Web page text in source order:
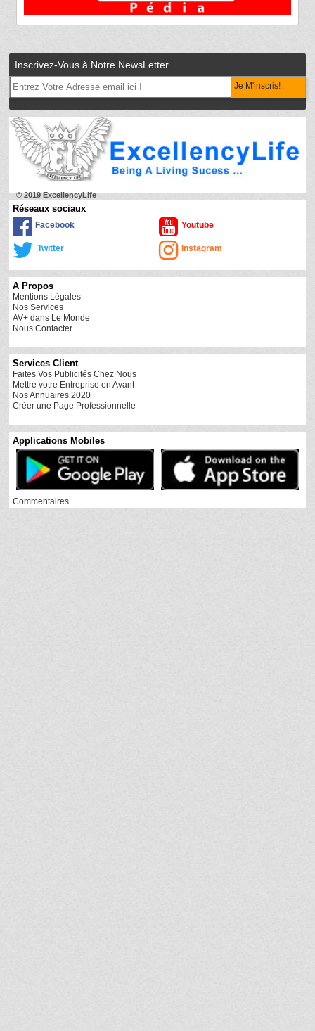
Inscrivez-Vous à Notre NewsLetter
Je M'inscris!
© 2019 ExcellencyLife
Réseaux sociaux
Facebook Youtube
Twitter Instagram
A Propos
Mentions Légales
Nos Services
AV+ dans Le Monde
Nous Contacter
Services Client
Faites Vos Publicités Chez Nous
Mettre votre Entreprise en Avant
Nos Annuaires 2020
Créer une Page Professionnelle
Applications Mobiles
Commentaires